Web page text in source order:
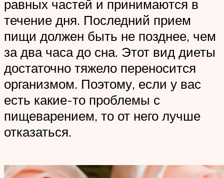
равных частей и принимаются в
течение дня. Последний прием
пищи должен быть не позднее, чем
за два часа до сна. Этот вид диеты
достаточно тяжело переносится
организмом. Поэтому, если у вас
есть какие-то проблемы с
пищеварением, то от него лучше
отказаться.